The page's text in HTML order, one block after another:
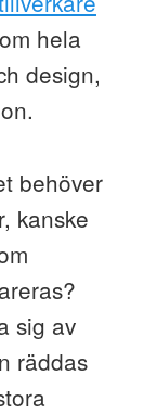
hela
design,
behöver
kanske
sig av
räddas